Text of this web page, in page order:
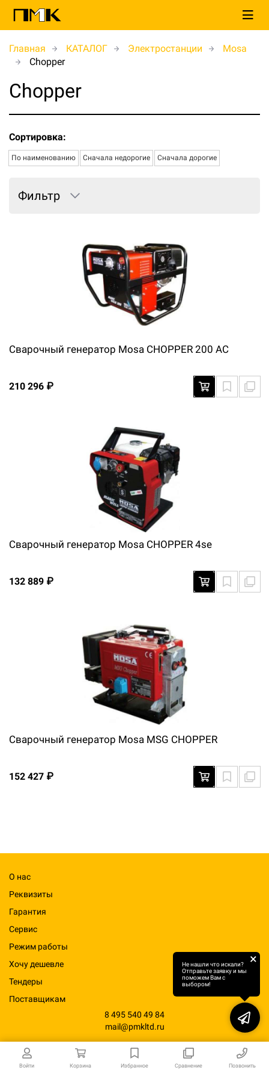
Войти Корзина Избранное Сравнение Позвонить
Главная КАТАЛОГ Электростанции
Mosa
Chopper
Chopper
Сортировка:
По наименованию Сначала недорогие Сначала дорогие
Фильтр
Сварочный генератор Mosa CHOPPER 200 AC
210 296 ₽
Сварочный генератор Mosa CHOPPER 4se
132 889 ₽
Сварочный генератор Mosa MSG CHOPPER
152 427 ₽
О нас
Реквизиты
Гарантия
Сервис
Режим работы
Хочу дешевле
Тендеры
Поставщикам
8 495 540 49 84
mail@pmkltd.ru
Не нашли что искали?
Отправьте заявку и мы
поможем Вам с
выбором!
×